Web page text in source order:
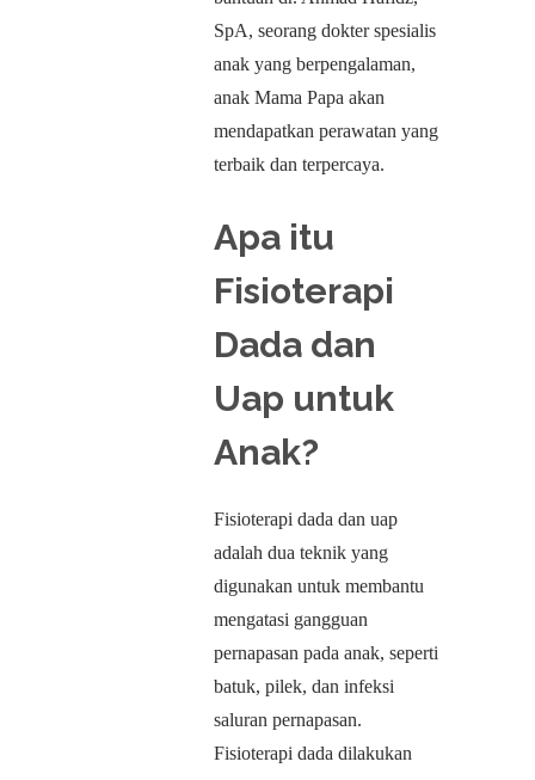
SpA, seorang dokter spesialis
anak yang berpengalaman,
anak Mama Papa akan
mendapatkan perawatan yang
terbaik dan terpercaya.
Apa itu
Fisioterapi
Dada dan
Uap untuk
Anak?
Fisioterapi dada dan uap
adalah dua teknik yang
digunakan untuk membantu
mengatasi gangguan
pernapasan pada anak, seperti
batuk, pilek, dan infeksi
saluran pernapasan.
Fisioterapi dada dilakukan